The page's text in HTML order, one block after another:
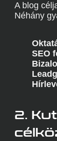
A blog
Néhány
SEO
2.